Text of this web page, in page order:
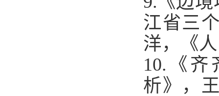
江省三
洋，《
10. 《
析》，